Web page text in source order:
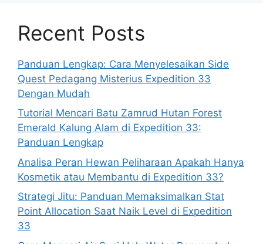
Recent Posts
Panduan Lengkap: Cara Menyelesaikan Side
Quest Pedagang Misterius Expedition 33
Dengan Mudah
Tutorial Mencari Batu Zamrud Hutan Forest
Emerald Kalung Alam di Expedition 33:
Panduan Lengkap
Analisa Peran Hewan Peliharaan Apakah Hanya
Kosmetik atau Membantu di Expedition 33?
Strategi Jitu: Panduan Memaksimalkan Stat
Point Allocation Saat Naik Level di Expedition
33